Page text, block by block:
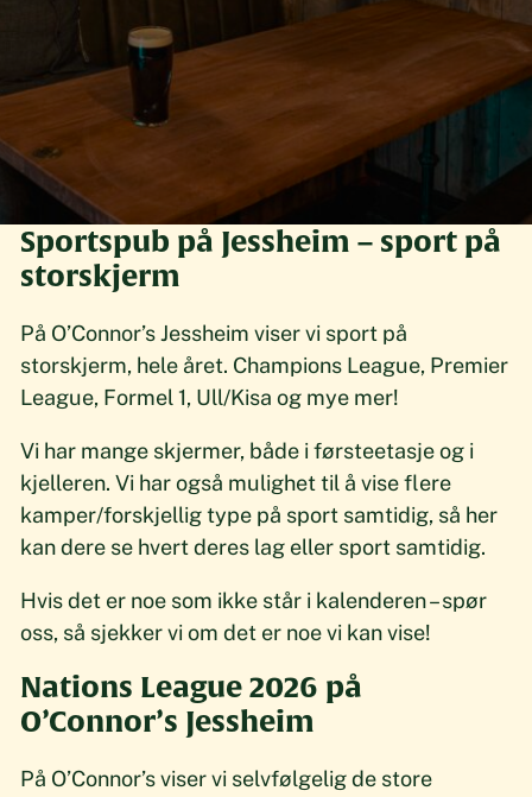
Sportspub på Jessheim – sport på
storskjerm
På O’Connor’s Jessheim viser vi sport på
storskjerm, hele året. Champions League, Premier
League, Formel 1, Ull/Kisa og mye mer!
Vi har mange skjermer, både i førsteetasje og i
kjelleren. Vi har også mulighet til å vise flere
kamper/forskjellig type på sport samtidig, så her
kan dere se hvert deres lag eller sport samtidig.
Hvis det er noe som ikke står i kalenderen – spør
oss, så sjekker vi om det er noe vi kan vise!
Nations League 2026 på
O’Connor’s Jessheim
På O’Connor’s viser vi selvfølgelig de store